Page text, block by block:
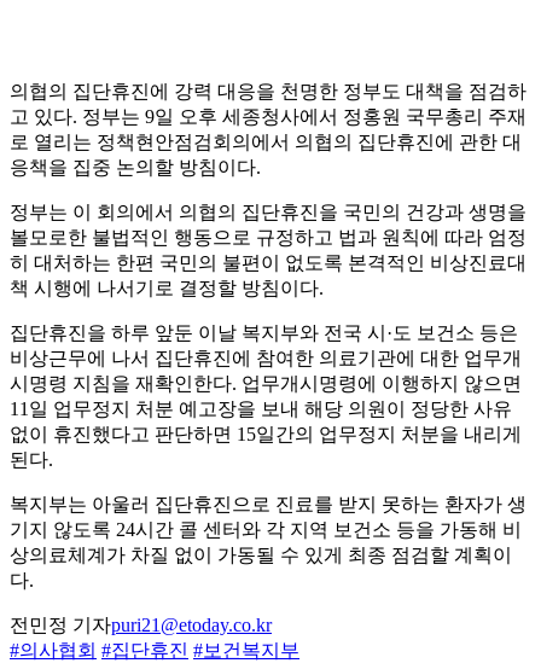
의협의 집단휴진에 강력 대응을 천명한 정부도 대책을 점검하
고 있다. 정부는 9일 오후 세종청사에서 정홍원 국무총리 주재
로 열리는 정책현안점검회의에서 의협의 집단휴진에 관한 대
응책을 집중 논의할 방침이다.
정부는 이 회의에서 의협의 집단휴진을 국민의 건강과 생명을
볼모로한 불법적인 행동으로 규정하고 법과 원칙에 따라 엄정
히 대처하는 한편 국민의 불편이 없도록 본격적인 비상진료대
책 시행에 나서기로 결정할 방침이다.
집단휴진을 하루 앞둔 이날 복지부와 전국 시·도 보건소 등은
비상근무에 나서 집단휴진에 참여한 의료기관에 대한 업무개
시명령 지침을 재확인한다. 업무개시명령에 이행하지 않으면
11일 업무정지 처분 예고장을 보내 해당 의원이 정당한 사유
없이 휴진했다고 판단하면 15일간의 업무정지 처분을 내리게
된다.
복지부는 아울러 집단휴진으로 진료를 받지 못하는 환자가 생
기지 않도록 24시간 콜 센터와 각 지역 보건소 등을 가동해 비
상의료체계가 차질 없이 가동될 수 있게 최종 점검할 계획이
다.
전민정 기자puri21@etoday.co.kr
#의사협회 #집단휴진 #보건복지부